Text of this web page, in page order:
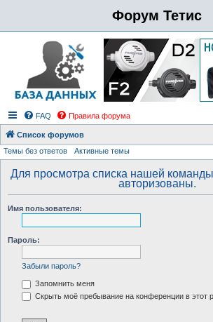
Форум Тетис
FAQ Правила форума
Список форумов
Темы без ответов Активные темы
Для просмотра списка нашей
авторизованы.
Имя пользователя:
Пароль:
Забыли пароль?
Запомнить меня
Скрыть моё пребывание на конференции в этот